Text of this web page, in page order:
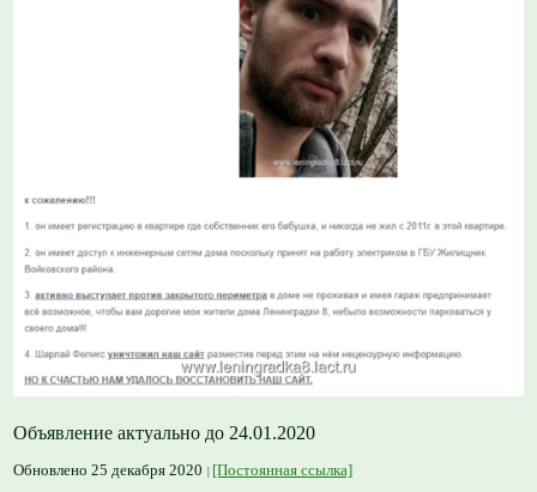
Объявление актуально до 24.01.2020
Обновлено 25 декабря 2020 [Постоянная ссылка]